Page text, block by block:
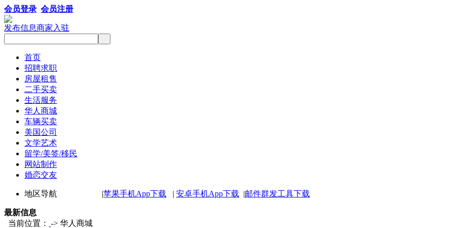
会员登录 会员注册
发布信息商家入驻
首页
招聘求职
房屋租售
二手买卖
生活服务
华人商城
车辆买卖
美国公司
文学艺术
留学/美签/移民
网站制作
婚恋交友
地区导航 |苹果手机App下载 | 安卓手机App下载 |邮件群发工具下载
最新信息
当前位置：
-> 华人商城